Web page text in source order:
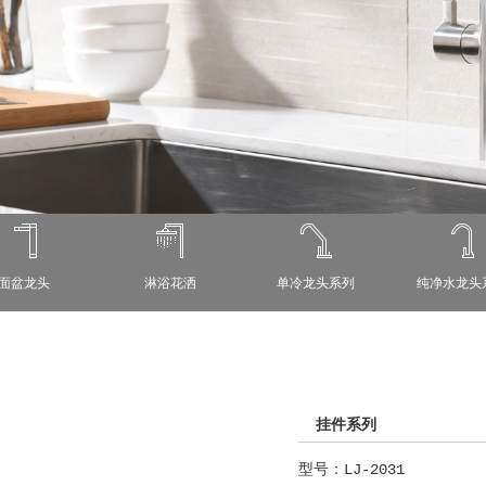
盆龙头 淋浴花洒 单冷龙头系列 纯净水龙头
挂件系列
型号：LJ-2031